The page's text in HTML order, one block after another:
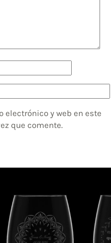
electrónico y web en este
que comente.